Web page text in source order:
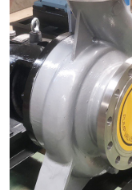
官方首页
产品展示
关于帕特
客户案例
新闻中心